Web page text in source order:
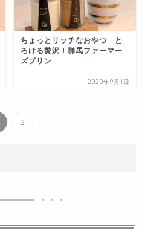
ちょっとリッチなおやつ と
ろける贅沢！群馬ファーマー
ズプリン
2020年9月1日
2